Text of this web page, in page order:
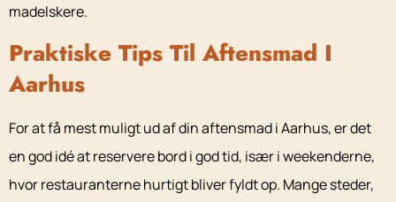
madelskere.
Praktiske Tips Til Aftensmad I
Aarhus
For at få mest muligt ud af din aftensmad i Aarhus, er det
en god idé at reservere bord i god tid, især i weekenderne,
hvor restauranterne hurtigt bliver fyldt op. Mange steder,